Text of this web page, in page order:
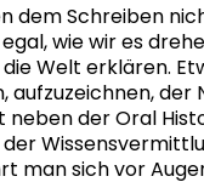
dem Schreiben
wie wir es
Welt erklären.
aufzuzeichnen, der
neben der Oral
man sich vor